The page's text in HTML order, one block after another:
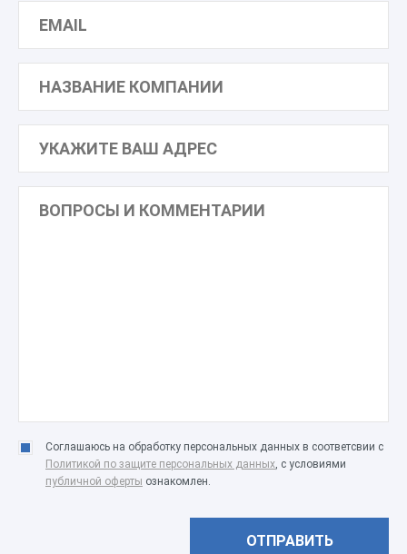
Соглашаюсь на обработку персональных данных в соответсвии с
Политикой по защите персональных данных, с условиями
публичной оферты ознакомлен.